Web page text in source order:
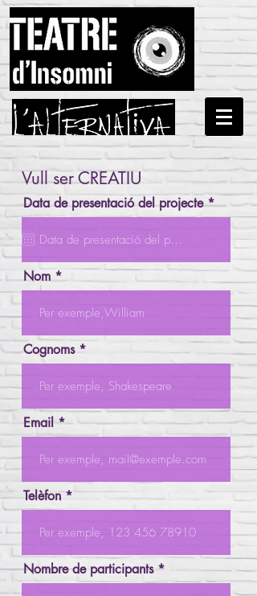
Vull ser CREATIU
Data de presentació del projecte *r
e
r
e
d
Nom
Cognoms
Email
Telèfon
Nombre de participants